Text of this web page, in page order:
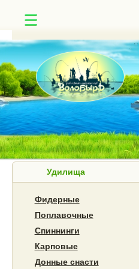
Удилища
Фидерные
Поплавочные
Спиннинги
Карповые
Донные снасти